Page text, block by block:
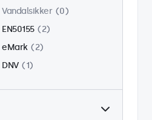
Vandalsikker
0
EN50155
2
eMark
2
DNV
1